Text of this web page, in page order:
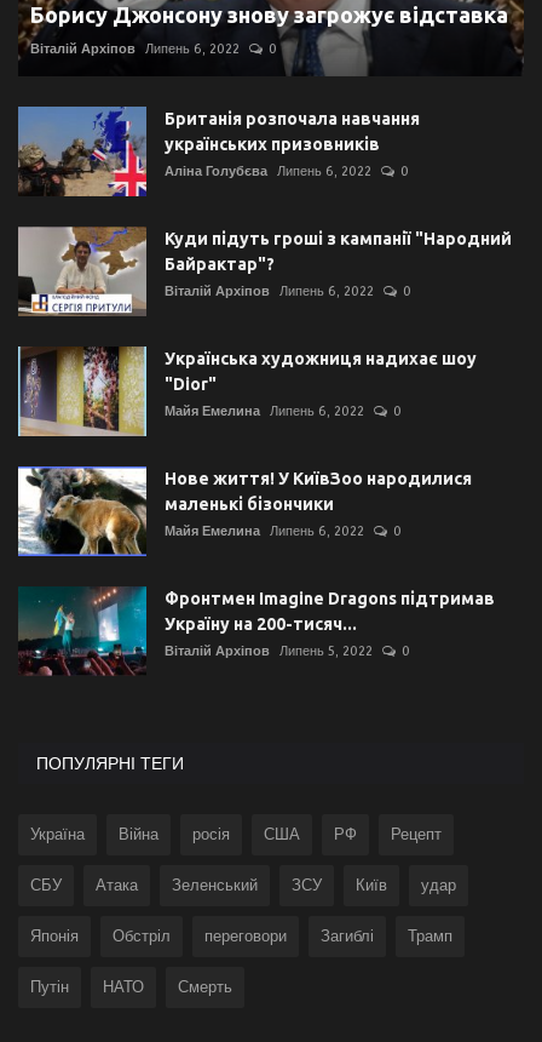
Борису Джонсону знову загрожує відставка
Віталій Архіпов Липень 6, 2022 0
Британія розпочала навчання
українських призовників
Аліна Голубєва Липень 6, 2022 0
Куди підуть гроші з кампанії "Народний
Байрактар"?
Віталій Архіпов Липень 6, 2022 0
Українська художниця надихає шоу
"Dior"
Майя Емелина Липень 6, 2022 0
Нове життя! У КиївЗоо народилися
маленькі бізончики
Майя Емелина Липень 6, 2022 0
Фронтмен Imagine Dragons підтримав
Україну на 200-тисяч...
Віталій Архіпов Липень 5, 2022 0
ПОПУЛЯРНІ ТЕГИ
Україна Війна росія США РФ Рецепт
СБУ Атака Зеленський ЗСУ Київ удар
Японія Обстріл переговори Загиблі Трамп
Путін НАТО Смерть